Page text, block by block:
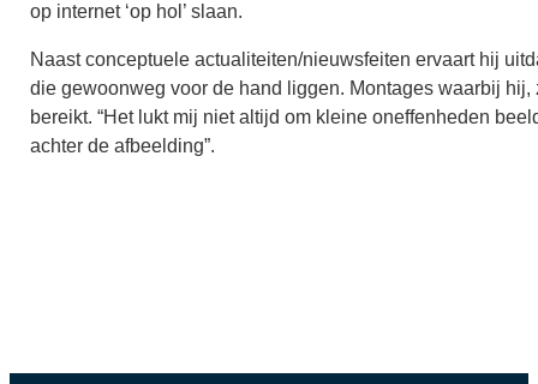
op internet ‘op hol’ slaan.
Naast conceptuele actualiteiten/nieuwsfeiten ervaart hij
die gewoonweg voor de hand liggen. Montages waarbij
bereikt. “Het lukt mij niet altijd om kleine oneffenheden
achter de afbeelding”.